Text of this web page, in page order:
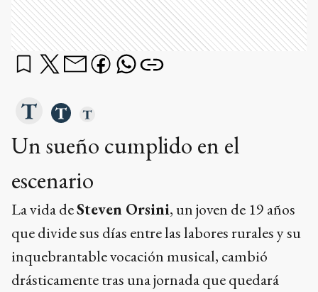
Un sueño cumplido en el
escenario
La vida deSteven Orsini, un joven de 19 años
que divide sus días entre las labores rurales y su
inquebrantable vocación musical, cambió
drásticamente tras una jornada que quedará